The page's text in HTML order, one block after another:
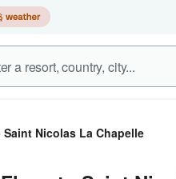
Saint Nicolas La Chapelle